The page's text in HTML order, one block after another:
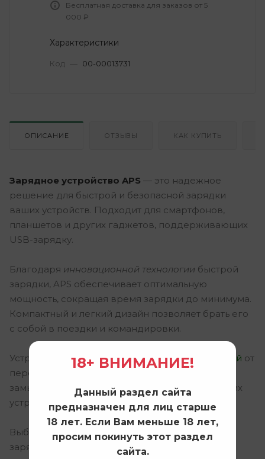
Бесплатная доставка для заказов от 5
000 ₽
Характеристики
Код — 00-00013731
ОПИСАНИЕ ОТЗЫВЫ КАК КУПИТЬ
Зарядное устройство APS — это надежное
решение для быстрой и безопасной зарядки
ваших устройств. Подходит для смартфонов,
планшетов и других гаджетов, поддерживающих
USB-зарядку.
Благодаря инновационной технологии быстрой
зарядки, APS обеспечивает оптимальную
мощность, сокращая время зарядки до минимума.
Компактный и легкий дизайн позволяет брать его
с собой в поездки и командировки.
Устройство оснащено многоуровневой защитой от
перегрева, перенапряжения и короткого
замыкания, что гарантирует безопасность ваших
устройств.
Выберите APS для надежной и эффективной
зарядки каждый день!
18+ ВНИМАНИЕ!
Данный раздел сайта
предназначен для лиц старше
18 лет. Если Вам меньше 18 лет,
просим покинуть этот раздел
сайта.